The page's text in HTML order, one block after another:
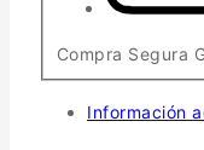
Compra Segura
Información